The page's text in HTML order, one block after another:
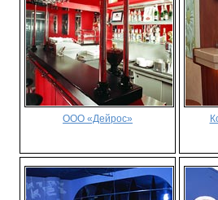
ООО «Дейрос»